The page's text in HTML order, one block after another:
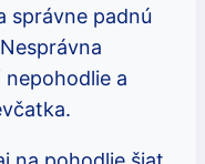
správne padnú
a